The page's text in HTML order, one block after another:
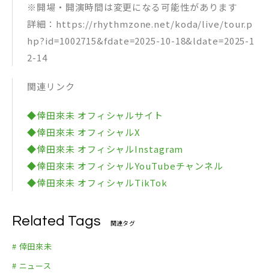
※開場・開演時間は変更になる可能性があります
詳細：https://rhythmzone.net/koda/live/tour.p
hp?id=1002715&fdate=2025-10-18&ldate=2025-1
2-14
関連リンク
◆倖田來未 オフィシャルサイト
◆倖田來未 オフィシャルX
◆倖田來未 オフィシャルInstagram
◆倖田來未 オフィシャルYouTubeチャンネル
◆倖田來未 オフィシャルTikTok
Related Tags 関連タグ
# 倖田來未
# ニュース